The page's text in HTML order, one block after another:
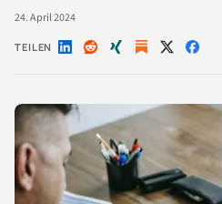
24. April 2024
TEILEN Auf Auf Auf Auf Auf